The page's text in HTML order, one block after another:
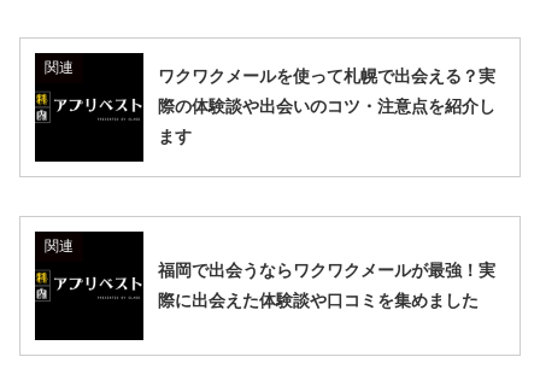
関連
ワクワクメールを使って札幌で出会える？実
際の体験談や出会いのコツ・注意点を紹介し
ます
関連
福岡で出会うならワクワクメールが最強！実
際に出会えた体験談や口コミを集めました